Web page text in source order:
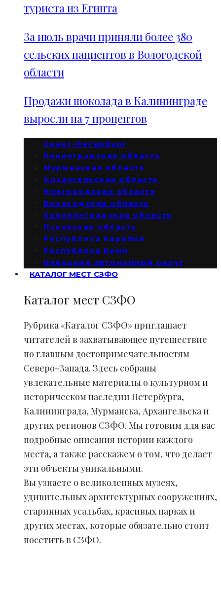
туриста из Египта
За июль врачи приняли более 380
сельских пациентов в Вологодской
области
Продажи шоколада в Калининграде
выросли на 7 процентов
Санкт-Петербург
Ленинградская область
Мурманская область
Архангельская область
Новгородская область
Вологодская область
Калининградская область
Псковская область
Республика Карелия
Республика Коми
Ненецкий автономный округ
КАТАЛОГ МЕСТ СЗФО
Каталог мест СЗФО
Рубрика «Каталог СЗФО» приглашает
читателей в захватывающее путешествие
по главным достопримечательностям
Северо-Запада. Здесь собраны
увлекательные материалы о культурном и
историческом наследии Петербурга,
Калининграда, Мурманска, Архангельска и
других регионов СЗФО. Мы готовим для вас
подробные описания истории каждого
места, а также расскажем о том, что делает
эти объекты уникальными.
Вы узнаете о великолепных музеях,
удивительных архитектурных сооружениях,
старинных усадьбах, красивых парках и
других местах, которые обязательно стоит
посетить в СЗФО.